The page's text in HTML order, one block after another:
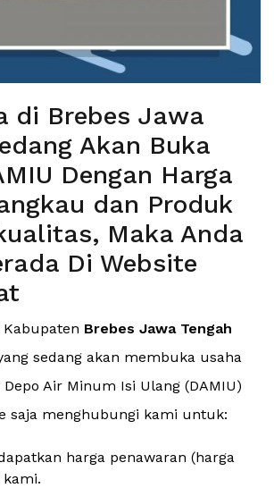
di Brebes Jawa
Akan Buka
Dengan Harga
dan Produk
Maka Anda
Di Website
Kabupaten Brebes Jawa Tengah
sedang akan membuka usaha
Air Minum Isi Ulang (DAMIU)
saja menghubungi kami untuk:
harga penawaran (harga